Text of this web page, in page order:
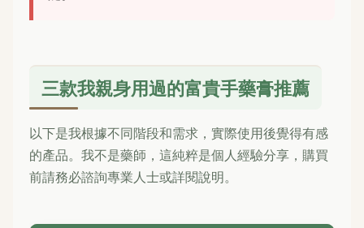
三款我親身用過的富貴手藥膏推薦
以下是我根據不同階段和需求，實際使用後覺得有感
的產品。我不是藥師，這純粹是個人經驗分享，購買
前請務必諮詢專業人士或詳閱說明。